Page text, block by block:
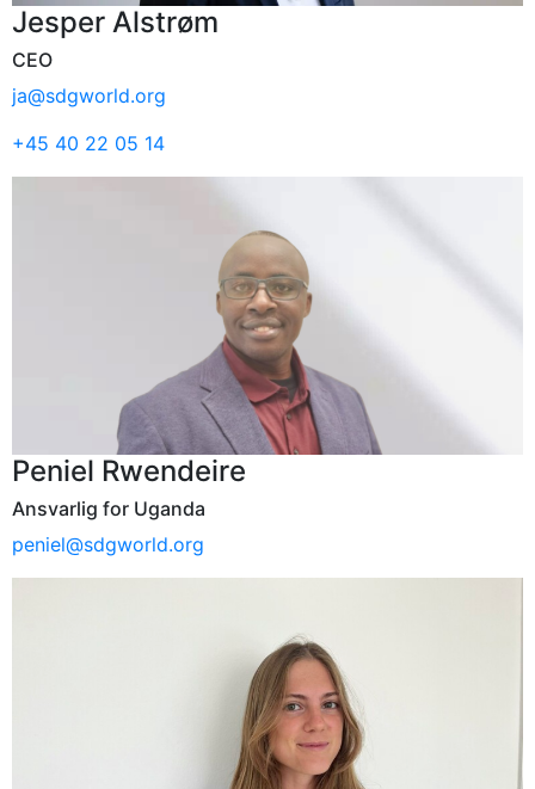
Jesper Alstrøm
CEO
ja@sdgworld.org
+45 40 22 05 14
Peniel Rwendeire
Ansvarlig for Uganda
peniel@sdgworld.org